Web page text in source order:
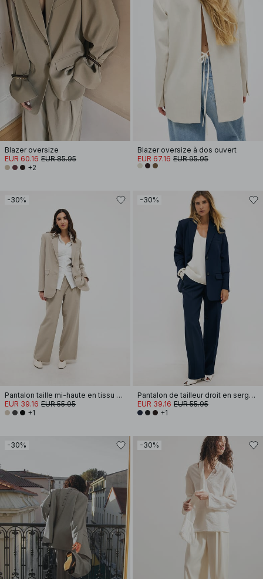
Blazer oversize
EUR 60.16 EUR 85.95
+2
Blazer oversize à dos ouvert
EUR 67.16 EUR 95.95
-30%
Pantalon taille mi-haute en tissu mélangé
EUR 39.16 EUR 55.95
+1
-30%
Pantalon de tailleur droit en sergé à taille mi-haute
EUR 39.16 EUR 55.95
+1
-30% -30%